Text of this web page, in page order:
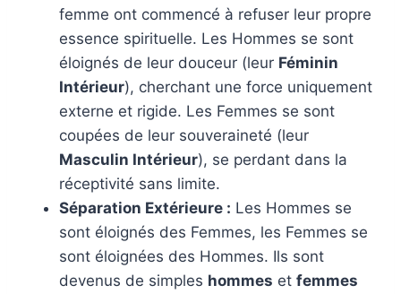
femme ont commencé à refuser leur propre
essence spirituelle. Les Hommes se sont
éloignés de leur douceur (leur Féminin
Intérieur), cherchant une force uniquement
externe et rigide. Les Femmes se sont
coupées de leur souveraineté (leur
Masculin Intérieur), se perdant dans la
réceptivité sans limite.
Séparation Extérieure : Les Hommes se
sont éloignés des Femmes, les Femmes se
sont éloignées des Hommes. Ils sont
devenus de simples hommes et femmes